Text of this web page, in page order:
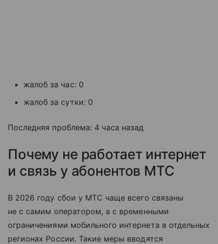
жалоб за час: 0
жалоб за сутки: 0
Последняя проблема: 4 часа назад
Почему не работает интернет
и связь у абонентов МТС
В 2026 году сбои у МТС чаще всего связаны
не с самим оператором, а с временными
ограничениями мобильного интернета в отдельных
регионах России. Такие меры вводятся